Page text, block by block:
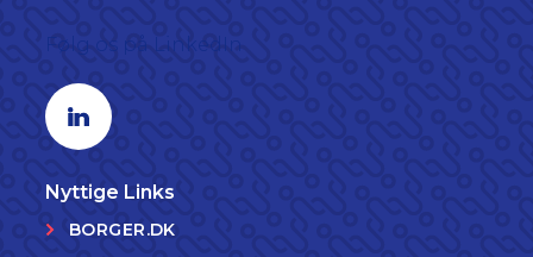
Linkedin profil
Nyttige Links
BORGER.DK